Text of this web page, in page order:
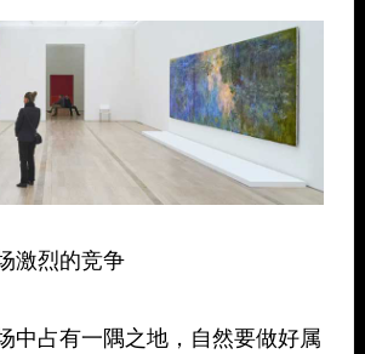
激烈的竞争
中占有一隅之地，自然要做好属